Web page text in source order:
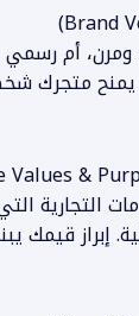
أم رسمي
متجرك
العربي في 2026 عن
إبراز قيمك